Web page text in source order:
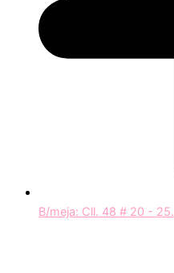
B/meja: Cll. 48 # 20 - 25.